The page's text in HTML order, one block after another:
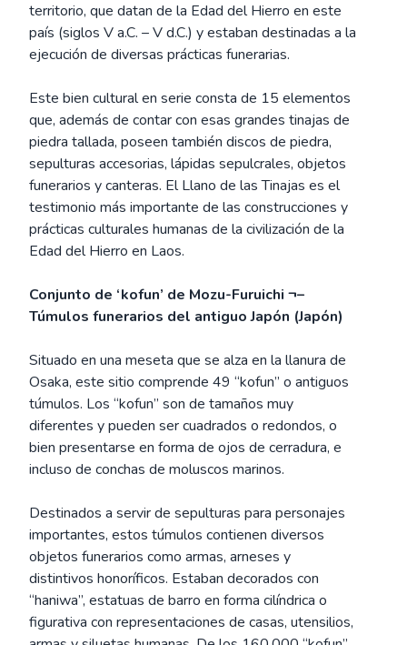
territorio, que datan de la Edad del Hierro en este
país (siglos V a.C. – V d.C.) y estaban destinadas a la
ejecución de diversas prácticas funerarias.
Este bien cultural en serie consta de 15 elementos
que, además de contar con esas grandes tinajas de
piedra tallada, poseen también discos de piedra,
sepulturas accesorias, lápidas sepulcrales, objetos
funerarios y canteras. El Llano de las Tinajas es el
testimonio más importante de las construcciones y
prácticas culturales humanas de la civilización de la
Edad del Hierro en Laos.
Conjunto de ‘kofun’ de Mozu-Furuichi ¬–
Túmulos funerarios del antiguo Japón (Japón)
Situado en una meseta que se alza en la llanura de
Osaka, este sitio comprende 49 “kofun” o antiguos
túmulos. Los “kofun” son de tamaños muy
diferentes y pueden ser cuadrados o redondos, o
bien presentarse en forma de ojos de cerradura, e
incluso de conchas de moluscos marinos.
Destinados a servir de sepulturas para personajes
importantes, estos túmulos contienen diversos
objetos funerarios como armas, arneses y
distintivos honoríficos. Estaban decorados con
“haniwa”, estatuas de barro en forma cilíndrica o
figurativa con representaciones de casas, utensilios,